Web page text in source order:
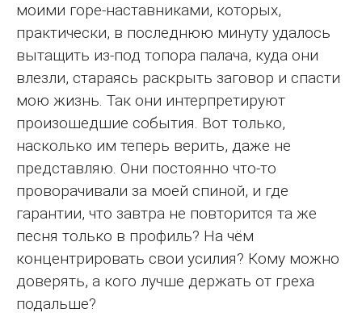
моими горе-наставниками, которых,
практически, в последнюю минуту удалось
вытащить из-под топора палача, куда они
влезли, стараясь раскрыть заговор и спасти
мою жизнь. Так они интерпретируют
произошедшие события. Вот только,
насколько им теперь верить, даже не
представляю. Они постоянно что-то
проворачивали за моей спиной, и где
гарантии, что завтра не повторится та же
песня только в профиль? На чём
концентрировать свои усилия? Кому можно
доверять, а кого лучше держать от греха
подальше?